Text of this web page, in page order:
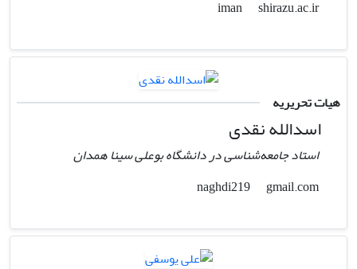
iman
shirazu.ac.ir
هیات تحریریه
اسدالله نقدی
استاد جامعه‌شناسی در دانشگاه بوعلی سینا همدان
gmail.com